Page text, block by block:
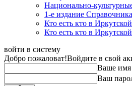
Национально-
1-е издание
Кто есть кто в
Кто есть кто в
войти в систему
Добро пожаловат!Войдите в свой
Ваше имя
Ваш